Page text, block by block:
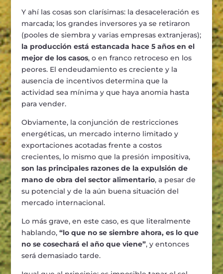
Y ahí las cosas son clarísimas: la desaceleración es
marcada; los grandes inversores ya se retiraron
(pooles de siembra y varias empresas extranjeras);
la producción está estancada hace 5 años en el
mejor de los casos, o en franco retroceso en los
peores. El endeudamiento es creciente y la
ausencia de incentivos determina que la
actividad sea mínima y que haya anomia hasta
para vender.
Obviamente, la conjunción de restricciones
energéticas, un mercado interno limitado y
exportaciones acotadas frente a costos
crecientes, lo mismo que la presión impositiva,
son las principales razones de la expulsión de
mano de obra del sector alimentario, a pesar de
su potencial y de la aún buena situación del
mercado internacional.
Lo más grave, en este caso, es que literalmente
hablando, “lo que no se siembre ahora, es lo que
no se cosechará el año que viene”, y entonces
será demasiado tarde.